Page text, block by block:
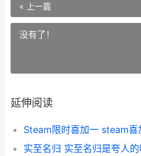
« 上一篇
没有了！
延伸阅读
Steam限时喜加一 steam喜
实至名归 实至名归是夸人的